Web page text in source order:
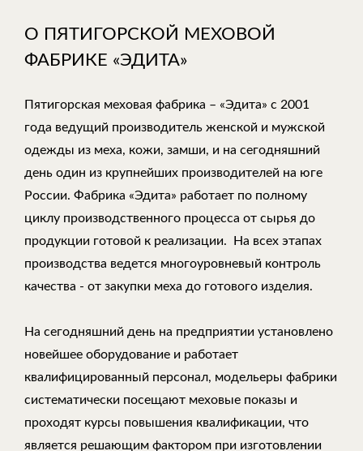
О ПЯТИГОРСКОЙ МЕХОВОЙ
ФАБРИКЕ «ЭДИТА»
Пятигорская меховая фабрика – «Эдита» с 2001
года ведущий производитель женской и мужской
одежды из меха, кожи, замши, и на сегодняшний
день один из крупнейших производителей на юге
России. Фабрика «Эдита» работает по полному
циклу производственного процесса от сырья до
продукции готовой к реализации. На всех этапах
производства ведется многоуровневый контроль
качества - от закупки меха до готового изделия.
На сегодняшний день на предприятии установлено
новейшее оборудование и работает
квалифицированный персонал, модельеры фабрики
систематически посещают меховые показы и
проходят курсы повышения квалификации, что
является решающим фактором при изготовлении